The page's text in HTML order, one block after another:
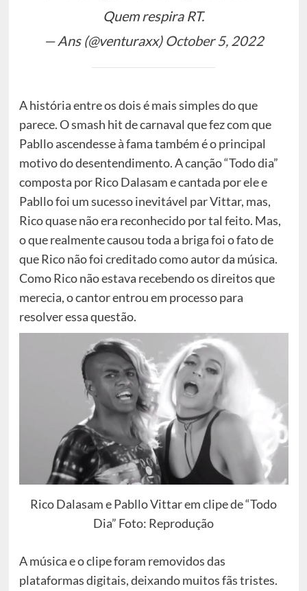
Quem respira RT.
— Ans (@venturaxx) October 5, 2022
A história entre os dois é mais simples do que
parece. O smash hit de carnaval que fez com que
Pabllo ascendesse à fama também é o principal
motivo do desentendimento. A canção “Todo dia”
composta por Rico Dalasam e cantada por ele e
Pabllo foi um sucesso inevitável par Vittar, mas,
Rico quase não era reconhecido por tal feito. Mas,
o que realmente causou toda a briga foi o fato de
que Rico não foi creditado como autor da música.
Como Rico não estava recebendo os direitos que
merecia, o cantor entrou em processo para
resolver essa questão.
Rico Dalasam e Pabllo Vittar em clipe de “Todo
Dia” Foto: Reprodução
A música e o clipe foram removidos das
plataformas digitais, deixando muitos fãs tristes.